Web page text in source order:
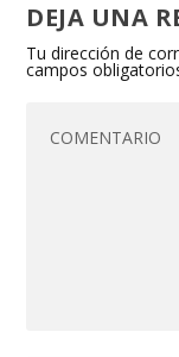
DEJA UNA
Tu dirección de
campos